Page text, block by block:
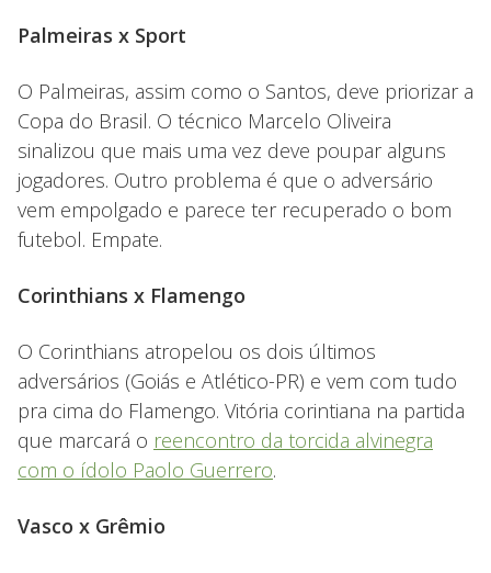
Palmeiras x Sport
O Palmeiras, assim como o Santos, deve priorizar a
Copa do Brasil. O técnico Marcelo Oliveira
sinalizou que mais uma vez deve poupar alguns
jogadores. Outro problema é que o adversário
vem empolgado e parece ter recuperado o bom
futebol. Empate.
Corinthians x Flamengo
O Corinthians atropelou os dois últimos
adversários (Goiás e Atlético-PR) e vem com tudo
pra cima do Flamengo. Vitória corintiana na partida
que marcará o reencontro da torcida alvinegra
com o ídolo Paolo Guerrero.
Vasco x Grêmio